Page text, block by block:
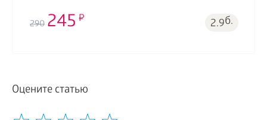
290 245 2.9б.
Оцените статью